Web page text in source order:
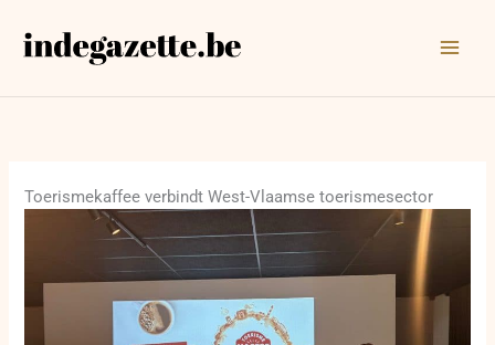
naar
Toerismekaffee verbindt West-Vlaamse toerismesector